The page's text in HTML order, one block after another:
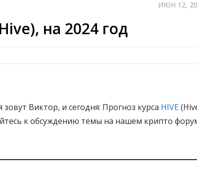
ИЮН 12,
на 2024 год
Виктор, и сегодня: Прогноз курса HIVE
к обсуждению темы на нашем крипто